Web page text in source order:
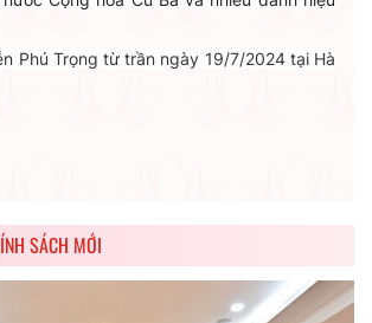
Phú Trọng từ trần ngày 19/7/2024 tại Hà
SÁCH MỚI